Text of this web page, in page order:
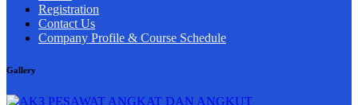
Registration
Contact Us
Company Profile & Course Schedule
Gallery